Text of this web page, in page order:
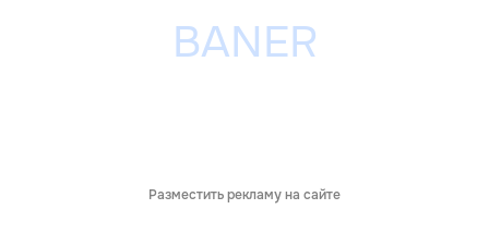
Разместить рекламу на сайте